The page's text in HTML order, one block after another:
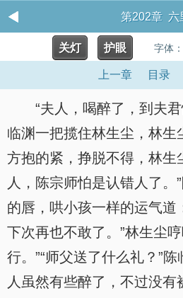
第202章 六
关灯 护眼 字体：
上一章 目录
“夫人，喝醉了，到夫
临渊一把揽住林生尘，林生
方抱的紧，挣脱不得，林生
人，陈宗师怕是认错人了。
的唇，哄小孩一样的运气道
下次再也不敢了。”林生尘
行。”“师父送了什么礼？”
人虽然有些醉了，不过没有